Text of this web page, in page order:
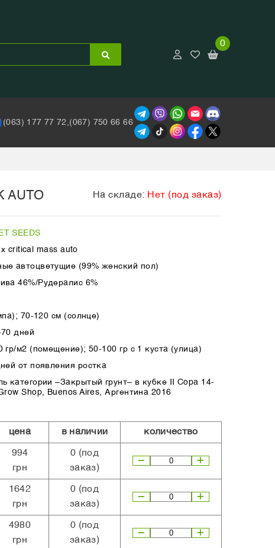
0
(063) 177 77 72, (067) 750 66 66
AUTO На складе: Нет (под заказ)
SEEDS
critical mass auto
автоцветущие (99% женский пол)
46%/Рудералис 6%
70-120 см (солнце)
дней
гр/м2 (помещение); 50-100 гр с 1 куста (улица)
от появления ростка
категории –Закрытый грунт– в кубке II Copa 14-
Shop, Buenos Aires, Аргентина 2016
цена в наличии количество
994
грн
0 (под
заказ)
1642
грн
0 (под
заказ)
4980
грн
0 (под
заказ)